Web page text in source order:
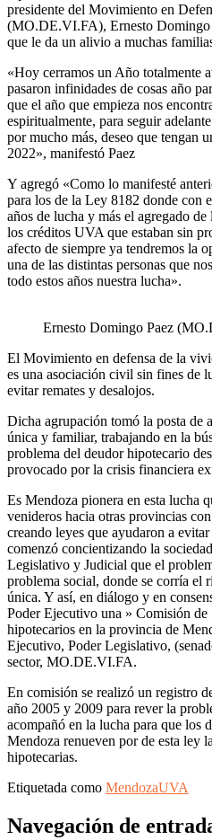
presidente del Movimiento en
(MO.DE.VI.FA), Ernesto Domingo
que le da un alivio a muchas
«Hoy cerramos un Año totalmente
pasaron infinidades de cosas año
que el año que empieza nos
espiritualmente, para seguir
por mucho más, deseo que tengan
2022», manifestó Paez
Y agregó «Como lo manifesté
para los de la Ley 8182 donde con
años de lucha y más el agregado de
los créditos UVA que estaban sin
afecto de siempre ya tendremos la
una de las distintas personas que
todo estos años nuestra lucha».
Ernesto Domingo Paez
El Movimiento en defensa de la
es una asociación civil sin fines de
evitar remates y desalojos.
Dicha agrupación tomó la posta de
única y familiar, trabajando en la
problema del deudor hipotecario
provocado por la crisis financiera
Es Mendoza pionera en esta lucha
venideros hacia otras provincias
creando leyes que ayudaron a
comenzó concientizando la
Legislativo y Judicial que el
problema social, donde se corría el
única. Y así, en diálogo y en
Poder Ejecutivo una » Comisión de
hipotecarios en la provincia de
Ejecutivo, Poder Legislativo,
sector, MO.DE.VI.FA.
En comisión se realizó un registro
año 2005 y 2009 para rever la
acompañó en la lucha para que los
Mendoza renueven por de esta ley
hipotecarias.
Etiquetada como MendozaUVA
Navegación de